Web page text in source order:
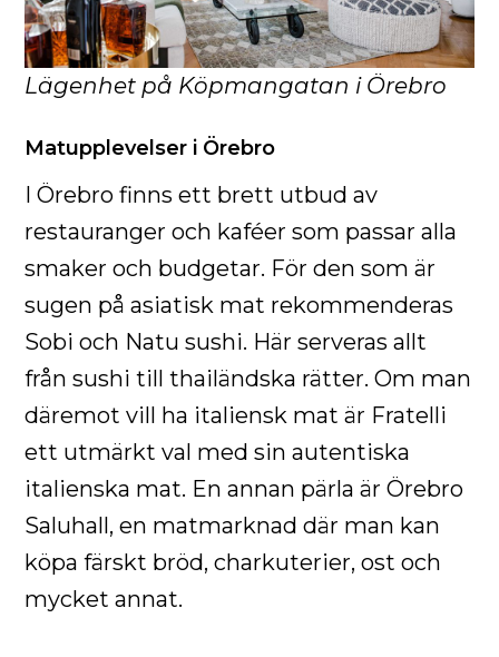
Lägenhet på Köpmangatan i Örebro
Matupplevelser i Örebro
I Örebro finns ett brett utbud av
restauranger och kaféer som passar alla
smaker och budgetar. För den som är
sugen på asiatisk mat rekommenderas
Sobi och Natu sushi. Här serveras allt
från sushi till thailändska rätter. Om man
däremot vill ha italiensk mat är Fratelli
ett utmärkt val med sin autentiska
italienska mat. En annan pärla är Örebro
Saluhall, en matmarknad där man kan
köpa färskt bröd, charkuterier, ost och
mycket annat.